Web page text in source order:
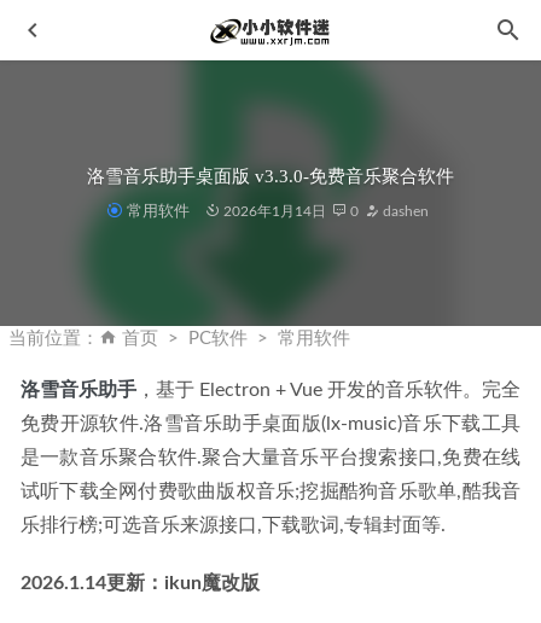
洛雪音乐助手桌面版 v3.3.0-免费音乐聚合软件
常用软件 2026年1月14日 0 dashen
当前位置： 首页 PC软件 常用软件
洛雪音乐助手 ，基于 Electron + Vue 开发的音乐软件。完全
免费开源软件.洛雪音乐助手桌面版(lx-music)音乐下载工具
是一款音乐聚合软件.聚合大量音乐平台搜索接口,免费在线
试听下载全网付费歌曲版权音乐;挖掘酷狗音乐歌单,酷我音
乐排行榜;可选音乐来源接口,下载歌词,专辑封面等.
2026.1.14更新：ikun魔改版
版 2023-02-19
语版 2023-01-26
Bandicam 班迪录屏 2024 v7.1.4.2458 中文破解版 2024-09-02
如何检查Mac上是否启用了SIP系统完整性保护 2022-10-09
Topaz Video AI 3.0.10中文汉化破解版-视频修复软件 2023-
01-03